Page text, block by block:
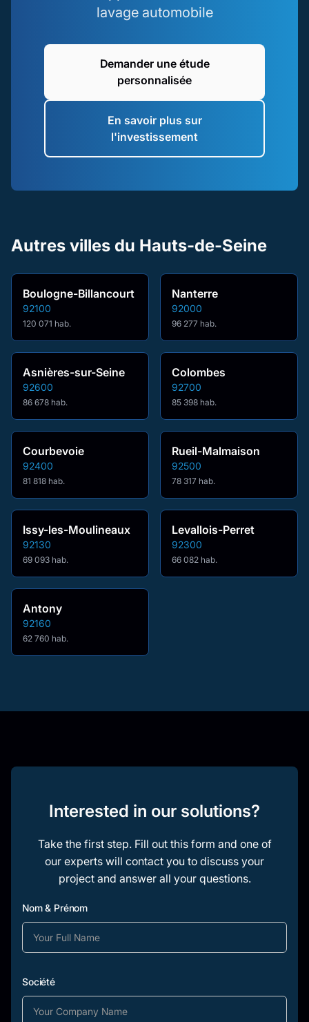
lavage automobile
Demander une étude
personnalisée
En savoir plus sur
l'investissement
Autres villes du Hauts-de-Seine
Boulogne-Billancourt
92100
120 071 hab.
Nanterre
92000
96 277 hab.
Asnières-sur-Seine
92600
86 678 hab.
Colombes
92700
85 398 hab.
Courbevoie
92400
81 818 hab.
Rueil-Malmaison
92500
78 317 hab.
Issy-les-Moulineaux
92130
69 093 hab.
Levallois-Perret
92300
66 082 hab.
Antony
92160
62 760 hab.
Interested in our solutions?
Take the first step. Fill out this form and one of
our experts will contact you to discuss your
project and answer all your questions.
Nom & Prénom
Société